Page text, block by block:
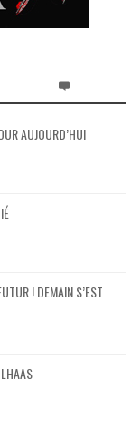
AUJOURD’HUI
! DEMAIN S’EST